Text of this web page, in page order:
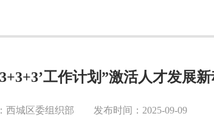
工作计划”激活人才发展
城区委组织部 发布时间：2025-09-09